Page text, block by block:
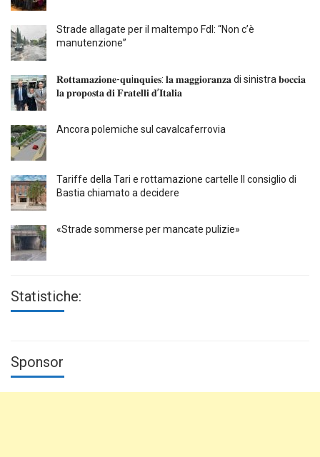
Strade allagate per il maltempo FdI: “Non c’è
manutenzione”
𝐑𝐨𝐭𝐭𝐚𝐦𝐚𝐳𝐢𝐨𝐧𝐞-𝐪𝐮i𝐧𝐪𝐮𝐢𝐞𝐬: 𝐥𝐚 𝐦𝐚𝐠𝐠𝐢𝐨𝐫𝐚𝐧𝐳𝐚 di sinistra 𝐛𝐨𝐜𝐜𝐢𝐚
𝐥𝐚 𝐩𝐫𝐨𝐩𝐨𝐬𝐭𝐚 𝐝𝐢 𝐅𝐫𝐚𝐭𝐞𝐥𝐥𝐢 𝐝’𝐈𝐭𝐚𝐥𝐢𝐚
Ancora polemiche sul cavalcaferrovia
Tariffe della Tari e rottamazione cartelle Il consiglio di
Bastia chiamato a decidere
«Strade sommerse per mancate pulizie»
Statistiche:
Sponsor